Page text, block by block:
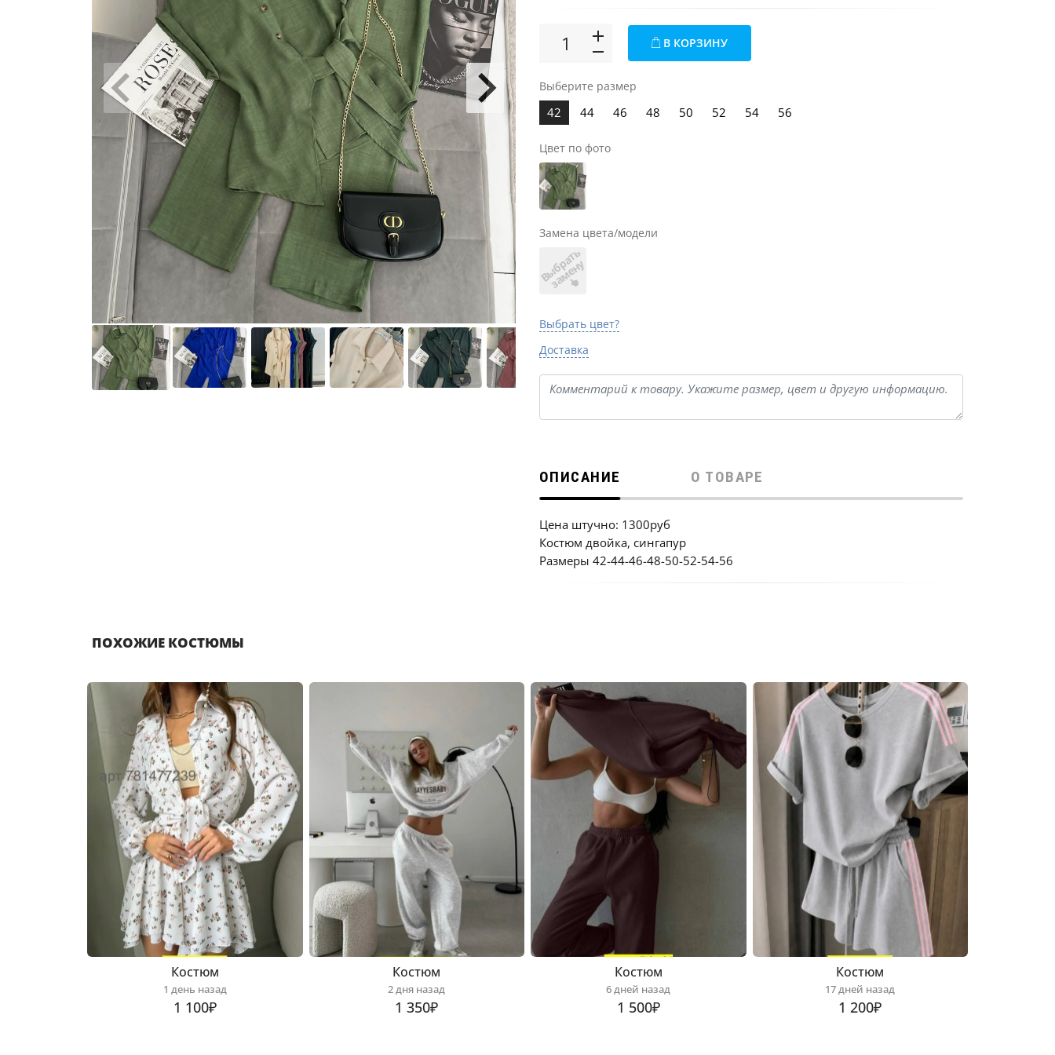
В КОРЗИНУ
Выберите размер
42 44 46 48 50 52 54 56
Цвет по фото
Замена цвета/модели
В
ы
б
р
а
т
ь
з
а
м
е
н
у
Выбрать цвет?
Доставка
ОПИСАНИЕ О ТОВАРЕ
Цена штучно: 1300руб
Костюм двойка, сингапур
Размеры 42-44-46-48-50-52-54-56
ПОХОЖИЕ КОСТЮМЫ
Костюм
1 день назад
1 100₽
Костюм
2 дня назад
1 350₽
Костюм
6 дней назад
1 500₽
Костюм
17 дней назад
1 200₽